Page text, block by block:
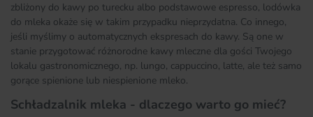
zbliżony do kawy po turecku albo podstawowe espresso, lodówka
do mleka okaże się w takim przypadku nieprzydatna. Co innego,
jeśli myślimy o automatycznych ekspresach do kawy. Są one w
stanie przygotować różnorodne kawy mleczne dla gości Twojego
lokalu gastronomicznego, np. lungo, cappuccino, latte, ale też samo
gorące spienione lub niespienione mleko.
Schładzalnik mleka - dlaczego warto go mieć?